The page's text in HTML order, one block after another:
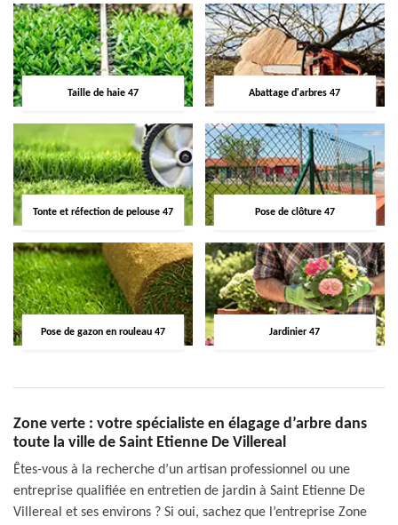
Taille de haie 47 Abattage d'arbres 47
Tonte et réfection de pelouse 47 Pose de clôture 47
Pose de gazon en rouleau 47 Jardinier 47
Zone verte : votre spécialiste en élagage d’arbre dans
toute la ville de Saint Etienne De Villereal
Êtes-vous à la recherche d’un artisan professionnel ou une
entreprise qualifiée en entretien de jardin à Saint Etienne De
Villereal et ses environs ? Si oui, sachez que l’entreprise Zone